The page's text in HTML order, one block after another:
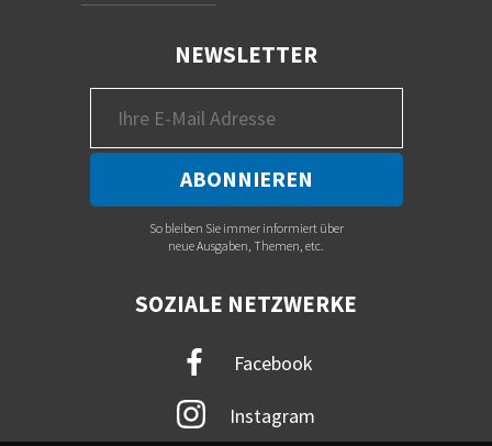
NEWSLETTER
So bleiben Sie immer informiert über
neue Ausgaben, Themen, etc.
SOZIALE NETZWERKE
Facebook
Instagram